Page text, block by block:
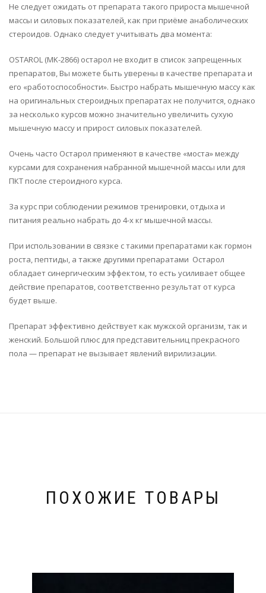
Не следует ожидать от препарата такого прироста мышечной
массы и силовых показателей, как при приёме анаболических
стероидов. Однако следует учитывать два момента:
OSTAROL (MK-2866) остарол не входит в список запрещенных
препаратов, Вы можете быть уверены в качестве препарата и
его «работоспособности». Быстро набрать мышечную массу как
на оригинальных стероидных препаратах не получится, однако
за несколько курсов можно значительно увеличить сухую
мышечную массу и прирост силовых показателей.
Очень часто Остарол применяют в качестве «моста» между
курсами для сохранения набранной мышечной массы или для
ПКТ после стероидного курса.
За курс при соблюдении режимов тренировки, отдыха и
питания реально набрать до 4-х кг мышечной массы.
При использовании в связке с такими препаратами как гормон
роста, пептиды, а также другими препаратами Остарол
обладает синергическим эффектом, то есть усиливает общее
действие препаратов, соответственно результат от курса
будет выше.
Препарат эффективно действует как мужской организм, так и
женский. Большой плюс для представительниц прекрасного
пола — препарат не вызывает явлений вирилизации.
ПОХОЖИЕ ТОВАРЫ